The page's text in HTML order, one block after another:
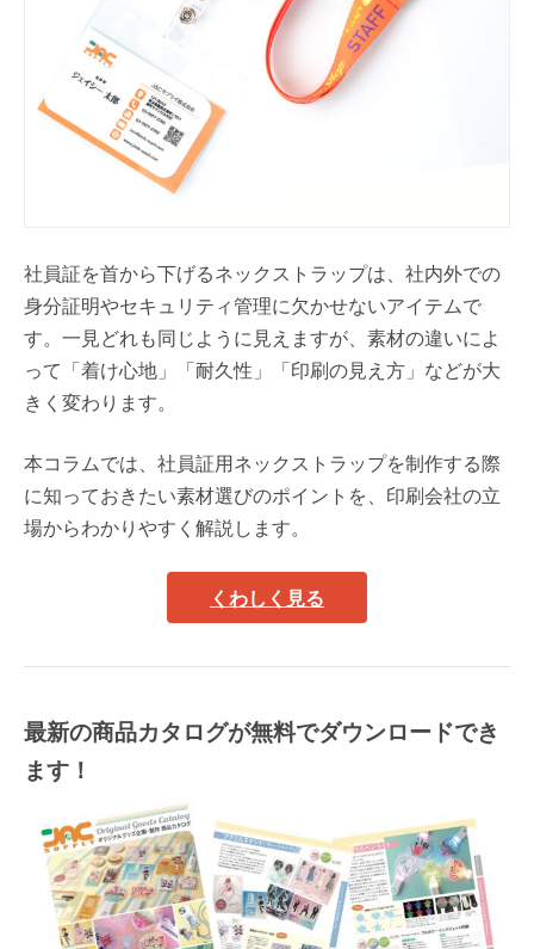
社員証を首から下げるネックストラップは、社内外での
身分証明やセキュリティ管理に欠かせないアイテムで
す。一見どれも同じように見えますが、素材の違いによ
って「着け心地」「耐久性」「印刷の見え方」などが大
きく変わります。
本コラムでは、社員証用ネックストラップを制作する際
に知っておきたい素材選びのポイントを、印刷会社の立
場からわかりやすく解説します。
くわしく見る
最新の商品カタログが無料でダウンロードでき
ます！